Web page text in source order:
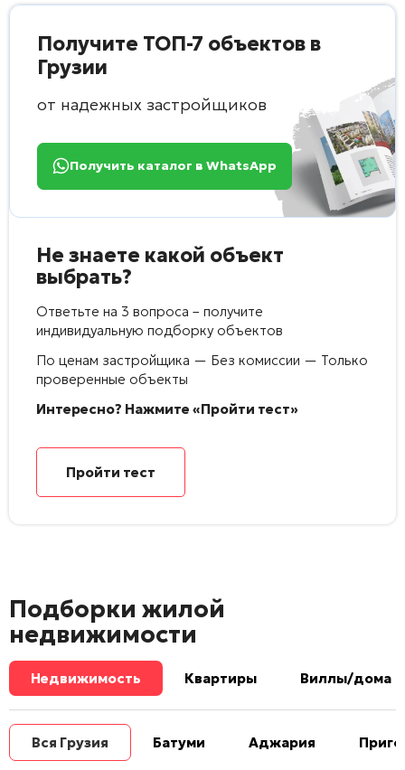
Получите ТОП-7 объектов в
Грузии
от надежных застройщиков
Получить каталог в WhatsApp
Не знаете какой объект
выбрать?
Ответьте на 3 вопроса – получите
индивидуальную подборку объектов
По ценам застройщика — Без комиссии — Только
проверенные объекты
Интересно? Нажмите «Пройти тест»
Пройти тест
Подборки жилой
недвижимости
Недвижимость Квартиры Виллы/дома
Вся Грузия Батуми Аджария